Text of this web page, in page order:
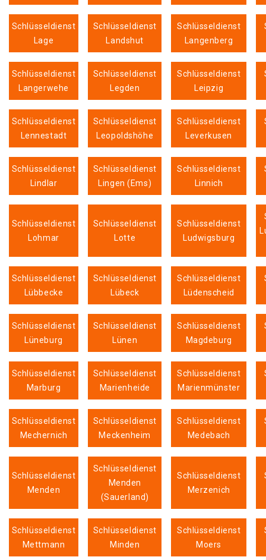
Schlüsseldienst
Lage
Schlüsseldienst
Landshut
Schlüsseldienst
Langenberg
Schlüsseldienst
Langerwehe
Schlüsseldienst
Legden
Schlüsseldienst
Leipzig
Schlüsseldienst
Lennestadt
Schlüsseldienst
Leopoldshöhe
Schlüsseldienst
Leverkusen
Schlüsseldienst
Lindlar
Schlüsseldienst
Lingen (Ems)
Schlüsseldienst
Linnich
Schlüsseldienst
Lohmar
Schlüsseldienst
Lotte
Schlüsseldienst
Ludwigsburg
Schlüsseldienst
Lübbecke
Schlüsseldienst
Lübeck
Schlüsseldienst
Lüdenscheid
Schlüsseldienst
Lüneburg
Schlüsseldienst
Lünen
Schlüsseldienst
Magdeburg
Schlüsseldienst
Marburg
Schlüsseldienst
Marienheide
Schlüsseldienst
Marienmünster
Schlüsseldienst
Mechernich
Schlüsseldienst
Meckenheim
Schlüsseldienst
Medebach
Schlüsseldienst
Menden
Schlüsseldienst
Menden
(Sauerland)
Schlüsseldienst
Merzenich
Schlüsseldienst
Mettmann
Schlüsseldienst
Minden
Schlüsseldienst
Moers